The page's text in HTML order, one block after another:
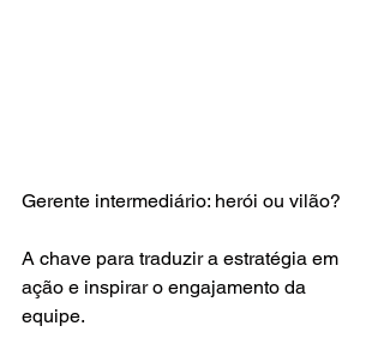
Gerente intermediário: herói ou vilão?
A chave para traduzir a estratégia em
ação e inspirar o engajamento da
equipe.